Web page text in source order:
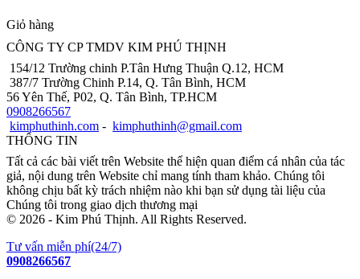
Giỏ hàng
CÔNG TY CP TMDV KIM PHÚ THỊNH
154/12 Trường chinh P.Tân Hưng Thuận Q.12, HCM
387/7 Trường Chinh P.14, Q. Tân Bình, HCM
56 Yên Thế, P02, Q. Tân Bình, TP.HCM
0908266567
kimphuthinh.com - kimphuthinh@gmail.com
THÔNG TIN
Tất cả các bài viết trên Website thể hiện quan điểm cá nhân của tác
giả, nội dung trên Website chỉ mang tính tham khảo. Chúng tôi
không chịu bất kỳ trách nhiệm nào khi bạn sử dụng tài liệu của
Chúng tôi trong giao dịch thương mại
© 2026 - Kim Phú Thịnh. All Rights Reserved.
Tư vấn miễn phí(24/7)
0908266567